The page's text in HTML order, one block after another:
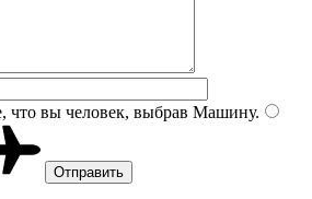
что вы человек, выбрав Машину.